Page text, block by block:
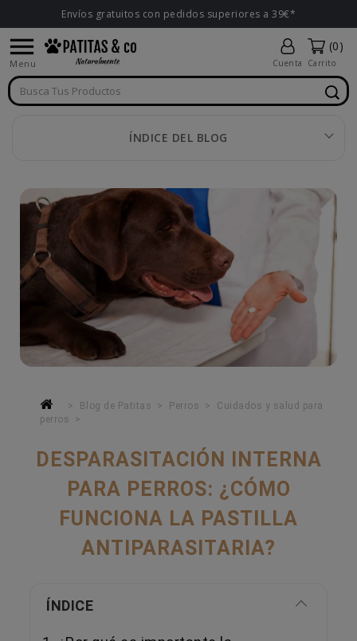
Envíos gratuitos con pedidos superiores a 39€*

Menu Cuenta
(0)
Carrito
ÍNDICE DEL BLOG
Blog de Patitas Perros
Cuidados y salud para
perros
DESPARASITACIÓN INTERNA
PARA PERROS: ¿CÓMO
FUNCIONA LA PASTILLA
ANTIPARASITARIA?
ÍNDICE